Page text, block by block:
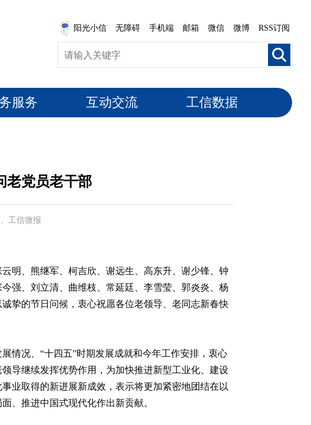
阳光小信 无障碍 手机端 邮箱 微信 微博 RSS订阅
服务 互动交流 工信数据
老党员老干部
工信微报
明、熊继军、柯吉欣、谢远生、高东升、谢少锋、钟
强、刘立清、曲维枝、常延廷、李雪莹、郭炎炎、杨
挚的节日问候，衷心祝愿各位老领导、老同志新春快
情况、“十四五”时期发展成就和今年工作安排，衷心
导继续发挥优势作用，为加快推进新型工业化、建设
业取得的新进展新成效，表示将更加紧密地团结在以
、推进中国式现代化作出新贡献。